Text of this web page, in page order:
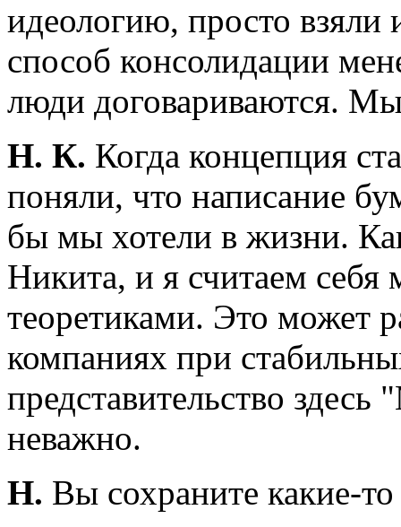
идеологию, просто
способ консолидации
люди договариваются.
Н. К. Когда концепция
поняли, что написание
бы мы хотели в жизни.
Никита, и я считаем себя
теоретиками. Это может
компаниях при
представительство
неважно.
Н. Вы сохраните какие-